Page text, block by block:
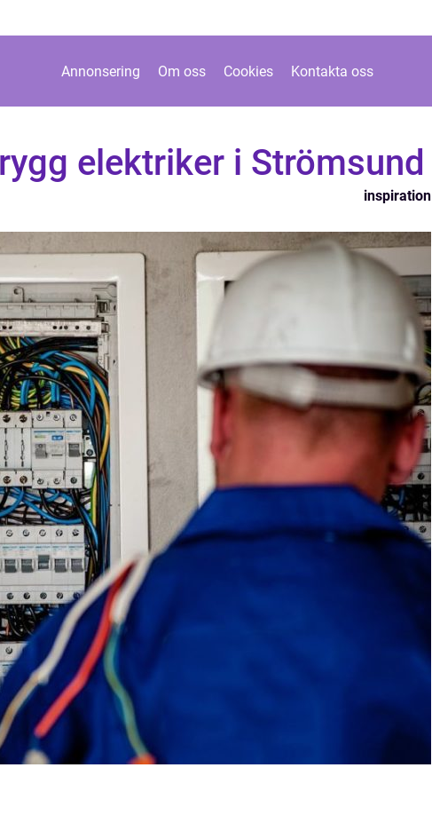
Annonsering Om oss Cookies Kontakta oss
elektriker i Strömsund
inspiration